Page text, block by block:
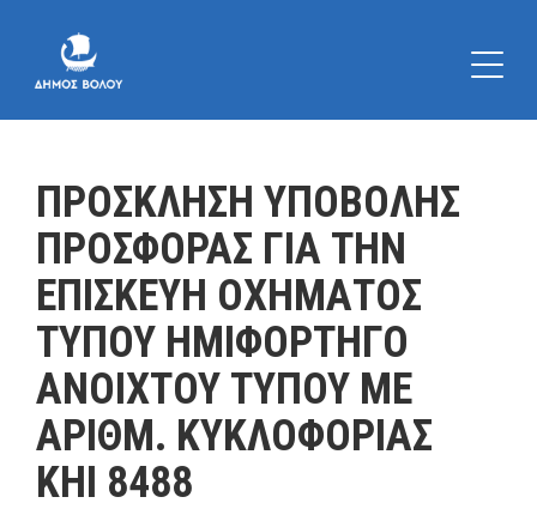
ΠΡΟΣΚΛΗΣΗ ΥΠΟΒΟΛΗΣ
ΠΡΟΣΦΟΡΑΣ ΓΙΑ ΤΗΝ
ΕΠΙΣΚΕΥΗ ΟΧΗΜΑΤΟΣ
ΤΥΠΟΥ ΗΜΙΦΟΡΤΗΓΟ
ΑΝΟΙΧΤΟΥ ΤΥΠΟΥ ΜΕ
ΑΡΙΘΜ. ΚΥΚΛΟΦΟΡΙΑΣ
ΚΗΙ 8488